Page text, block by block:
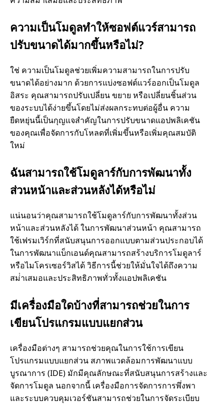
ความเป็นโมดูลทําให้ซอฟต์แวร์สามารถ
ปรับขนาดได้มากขึ้นหรือไม่?
ใช่ ความเป็นโมดูลช่วยเพิ่มความสามารถในการปรับ
ขนาดได้อย่างมาก ด้วยการแบ่งซอฟต์แวร์ออกเป็นโมดูล
อิสระ คุณสามารถปรับเปลี่ยน ขยาย หรือเปลี่ยนชิ้นส่วน
ของระบบได้ง่ายขึ้นโดยไม่ส่งผลกระทบต่อผู้อื่น ความ
ยืดหยุ่นนี้เป็นกุญแจสําคัญในการปรับขนาดแอปพลิเคชัน
ของคุณเพื่อจัดการกับโหลดที่เพิ่มขึ้นหรือเพิ่มคุณสมบัติ
ใหม่
ฉันสามารถใช้โมดูลาร์กับการพัฒนาทั้ง
ส่วนหน้าและส่วนหลังได้หรือไม่
แน่นอนว่าคุณสามารถใช้โมดูลาร์กับการพัฒนาทั้งส่วน
หน้าและส่วนหลังได้ ในการพัฒนาส่วนหน้า คุณสามารถ
ใช้เฟรมเวิร์กที่สนับสนุนการออกแบบตามส่วนประกอบได้
ในการพัฒนาแบ็กเอนด์คุณสามารถสร้างบริการโมดูลาร์
หรือไมโครเซอร์วิสได้ วิธีการนี้ช่วยให้มั่นใจได้ถึงความ
สม่ําเสมอและประสิทธิภาพทั่วทั้งแอปพลิเคชัน
มีเครื่องมือใดบ้างที่สามารถช่วยในการ
เขียนโปรแกรมแบบแยกส่วน
เครื่องมือต่างๆ สามารถช่วยคุณในการใช้การเขียน
โปรแกรมแบบแยกส่วน สภาพแวดล้อมการพัฒนาแบบ
บูรณาการ (IDE) มักมีคุณลักษณะที่สนับสนุนการสร้างและ
จัดการโมดูล นอกจากนี้ เครื่องมือการจัดการการพึ่งพา
และระบบควบคุมเวอร์ชันสามารถช่วยในการจัดระเบียบ